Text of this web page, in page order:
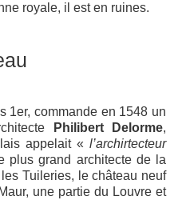
royale, il est en ruines.
1er, commande en 1548 un
Philibert Delorme,
appelait « l’archirtecteur
plus grand architecte de la
Tuileries, le château neuf
une partie du Louvre et